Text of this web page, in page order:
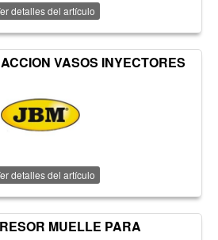
detalles del artículo
VASOS INYECTORES
detalles del artículo
MUELLE PARA